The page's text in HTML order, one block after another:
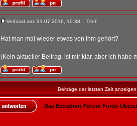
Verfasst am: 31.07.2016, 10:33 Titel:
Hat man mal wieder etwas von ihm gehört?
(Kein aktueller Beitrag, ist mir klar, aber ich habe
Beiträge der letzten Zeit
Das Extrabreit-Forum Foren-